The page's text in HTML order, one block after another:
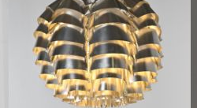
SUSPENSION MODÈLE ORION EN
ALUMINIUM PAR MAX SAUZE,
FRANCE, CIRCA 1970
€1,650SOLDÉ €1,300
HAUTEUR :40 CM
REF :7667